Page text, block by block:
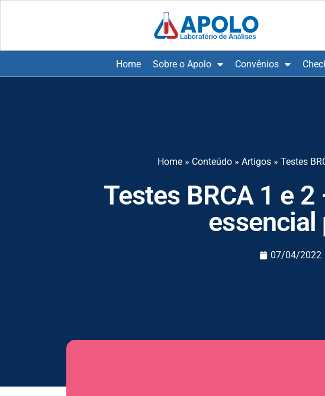
Home Sobre o Apolo Convênios
Home» Conteúdo» Artigos» Testes
Testes BRCA 1 e
essencial
07/04/2022